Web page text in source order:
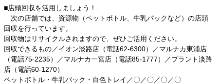
■店頭回収を活用しましょう！
次の店舗では、資源物（ペットボトル、牛乳パックなど）の店頭
回収を行っています。
回収物はリサイクルされますので、ぜひご活用ください。
回収できるもの／イオン淡路店（電話62-6300）／マルナカ東浦店
（電話75-2235）／マルナカ一宮店（電話85-1777）／プラント淡路
店（電話60-1270）
ペットボトル・牛乳パック・白色トレイ／〇／〇／〇／〇